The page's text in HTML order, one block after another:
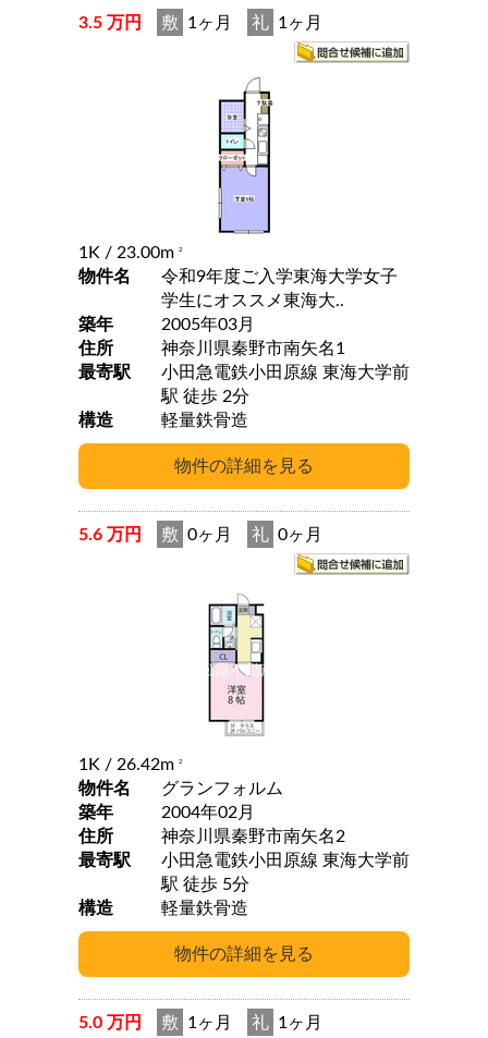
3.5 万円 敷 1ヶ月 礼 1ヶ月
1K / 23.00m 2
物件名
令和9年度ご入学東海大学女子
学生にオススメ東海大..
築年
2005年03月
住所
神奈川県秦野市南矢名1
最寄駅
小田急電鉄小田原線 東海大学前
駅 徒歩 2分
構造
軽量鉄骨造
5.6 万円 敷 0ヶ月 礼 0ヶ月
1K / 26.42m 2
物件名
グランフォルム
築年
2004年02月
住所
神奈川県秦野市南矢名2
最寄駅
小田急電鉄小田原線 東海大学前
駅 徒歩 5分
構造
軽量鉄骨造
5.0 万円 敷 1ヶ月 礼 1ヶ月